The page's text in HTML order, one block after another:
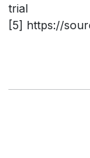
trial
[5] https://